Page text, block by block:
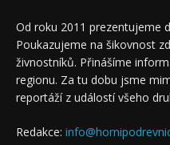
Od roku 2011 prezentujeme
Poukazujeme na šikovnost
živnostníků. Přinášíme
regionu. Za tu dobu jsme
reportáží z událostí všeho
Redakce: